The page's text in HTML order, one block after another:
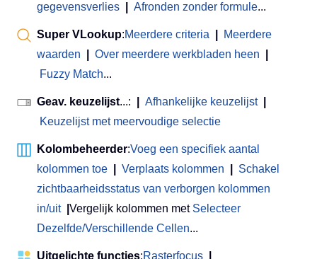
gegevensverlies
Afronden zonder formule...
Super VLookup:Meerdere criteria
Meerdere
waarden
Over meerdere werkbladen heen
Fuzzy Match...
Geav. keuzelijst...: Afhankelijke keuzelijst
Keuzelijst met meervoudige selectie
Kolombeheerder:Voeg een specifiek aantal
kolommen toe
Verplaats kolommen
Schakel
zichtbaarheidsstatus van verborgen kolommen
in/uit
Vergelijk kolommen met Selecteer
Dezelfde/Verschillende Cellen...
Uitgelichte functies:Rasterfocus